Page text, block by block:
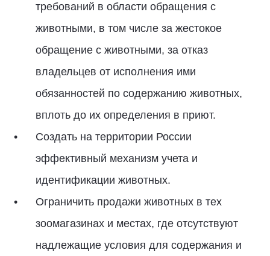
требований в области обращения с
животными, в том числе за жестокое
обращение с животными, за отказ
владельцев от исполнения ими
обязанностей по содержанию животных,
вплоть до их определения в приют.
Создать на территории России
эффективный механизм учета и
идентификации животных.
Ограничить продажи животных в тех
зоомагазинах и местах, где отсутствуют
надлежащие условия для содержания и